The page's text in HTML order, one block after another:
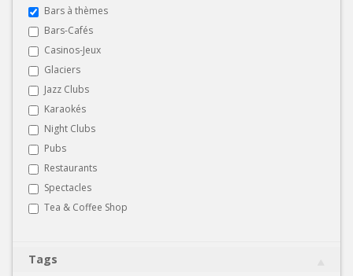
Bars à thèmes
Bars-Cafés
Casinos-Jeux
Glaciers
Jazz Clubs
Karaokés
Night Clubs
Pubs
Restaurants
Spectacles
Tea & Coffee Shop
Tags